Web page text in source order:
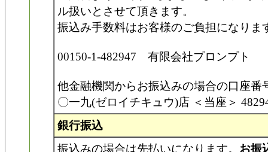
ル扱いとさせて頂きます。
振込み手数料はお客様のご負担になりま
00150-1-482947 有限会社プロンプト
他金融機関からお振込みの場合の口座番
〇一九(ゼロイチキュウ)店 ＜当座＞
銀行振込
振込みの場合は先払いになります。 お振